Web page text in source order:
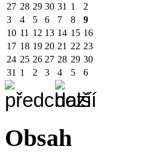
27 28 29 30 31 1
2
3
4 5 6 7 8
9
10 11 12 13 14 15 16
17 18 19 20 21 22 23
24 25 26 27 28 29 30
31 1 2 3 4 5 6
Obsah